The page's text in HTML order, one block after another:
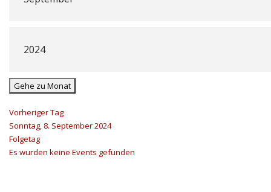
Gehe zu Monat
Vorheriger Tag
Sonntag, 8. September 2024
Folgetag
Es wurden keine Events gefunden